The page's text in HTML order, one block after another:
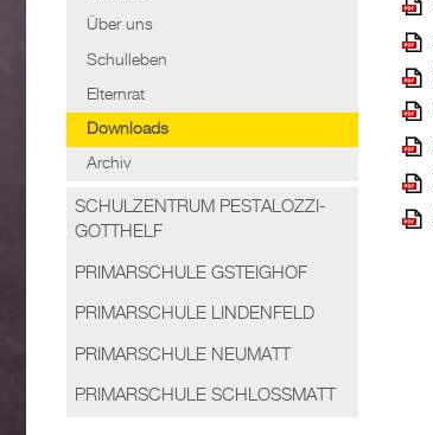
Über uns
Schulleben
Elternrat
Downloads
Archiv
SCHULZENTRUM PESTALOZZI-
GOTTHELF
PRIMARSCHULE GSTEIGHOF
PRIMARSCHULE LINDENFELD
PRIMARSCHULE NEUMATT
PRIMARSCHULE SCHLOSSMATT